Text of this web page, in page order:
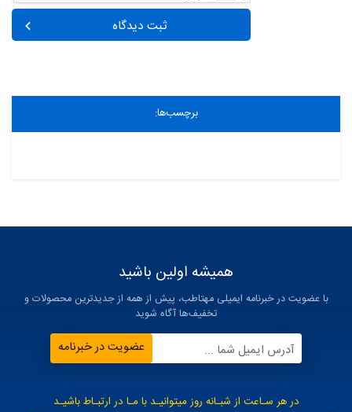
ثبت دیدگاه
برچسب‌ها:
همیشه اولین باشید
با عضویت در خبرنامه ایمیلی مهتاطب، پیش از همه از جدیدترین محصولات و
تخفیف‌ها آگاه شوید
آدرس ایمیل شما ... عضویت در خبرنامه
در هر سـاعت از شبـانه روز میتوانیـد با مـا در ارتبـاط باشیـد